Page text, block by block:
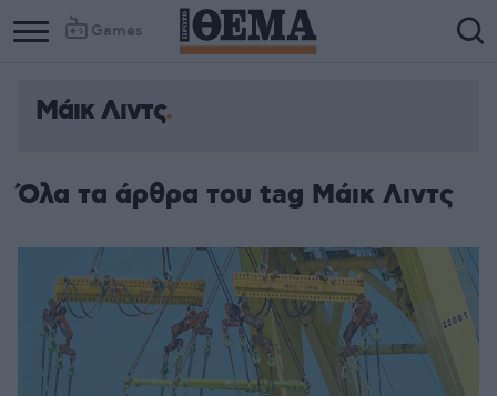
Games
Μάικ Λιντς
Όλα τα άρθρα του tag Μάικ Λιντς